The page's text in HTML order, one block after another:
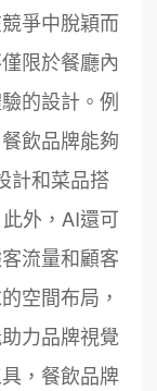
爭中脫穎而
限於餐廳內
的設計。例
飲品牌能夠
計和菜品搭
外，AI還可
流量和顧客
空間布局，
力品牌視覺
，餐飲品牌